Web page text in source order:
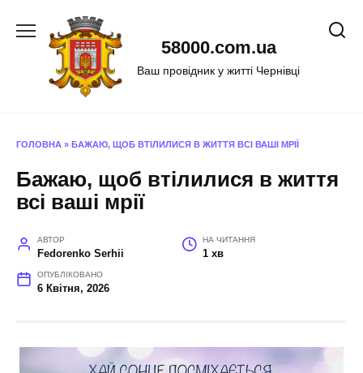
58000.com.ua
Ваш провідник у житті Чернівці
ГОЛОВНА » БАЖАЮ, ЩОБ ВТІЛИЛИСЯ В ЖИТТЯ ВСІ ВАШІ МРІЇ
Бажаю, щоб втілилися в життя
всі ваші мрії
АВТОР
Fedorenko Serhii
НА ЧИТАННЯ
1 хв
ОПУБЛІКОВАНО
6 Квітня, 2026